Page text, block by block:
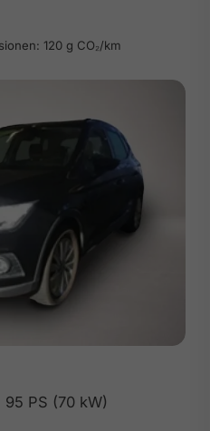
120 g CO₂/km
95 PS (70 kW)